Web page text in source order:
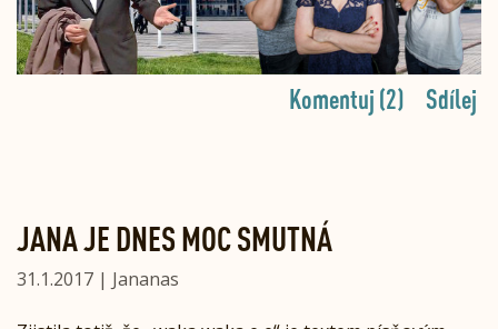
Sdílej
Komentuj (2)
JANA JE DNES MOC SMUTNÁ
31.1.2017 | Jananas